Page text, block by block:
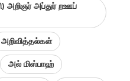
அறிஞர் அப்துர் றஊப்
அறிவித்தல்கள்
அல் மிஸ்பாஹ்